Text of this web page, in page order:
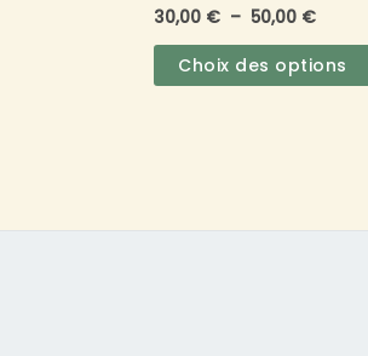
30,00 € – 50,00 €
Choix des options